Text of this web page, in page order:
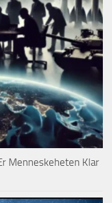
Menneskeheten Klar